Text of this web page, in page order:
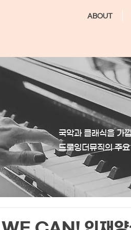
ABOUT
국악과 클래식을 가
드로잉더뮤직의 주